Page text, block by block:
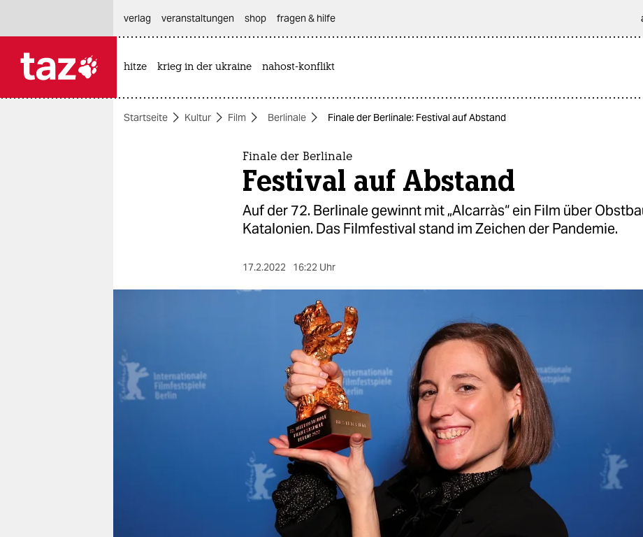
themen
wahrheit
verlag
veranstaltungen shop fragen & hilfe
hitze krieg in der ukraine nahost-konflikt
Startseite Kultur Film Berlinale Finale der Berlinale: Festival auf Abstand
Finale der Berlinale
Festival auf Abstand
Auf der 72. Berlinale gewinnt mit „Alcarràs“ ein Film über
Katalonien. Das Filmfestival stand im Zeichen der Pandemie.
17.2.2022 16:22 Uhr